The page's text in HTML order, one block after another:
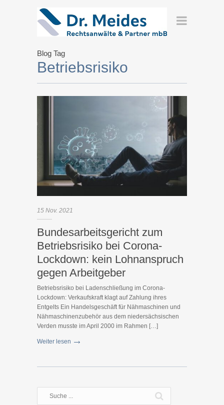
Blog Tag
Betriebsrisiko
15 Nov. 2021
Bundesarbeitsgericht zum
Betriebsrisiko bei Corona-
Lockdown: kein Lohnanspruch
gegen Arbeitgeber
Betriebsrisiko bei Ladenschließung im Corona-
Lockdown: Verkaufskraft klagt auf Zahlung ihres
Entgelts Ein Handelsgeschäft für Nähmaschinen und
Nähmaschinenzubehör aus dem niedersächsischen
Verden musste im April 2000 im Rahmen […]
Weiter lesen